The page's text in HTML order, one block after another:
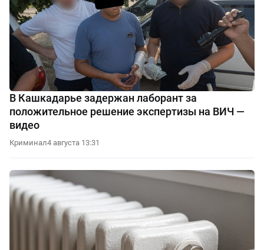
В Кашкадарье задержан лаборант за
положительное решение экспертизы на ВИЧ —
видео
Криминал4 августа 13:31